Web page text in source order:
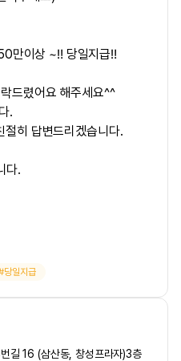
만이상 ~‼ 당일지급‼
드렸어요 해주세요^^
.
절히 답변드리겠습니다.
다.
당일지급
길 16 (삼산동, 창성프라자)3층